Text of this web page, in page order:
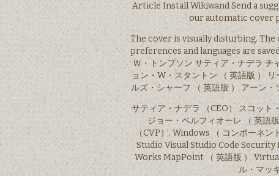
Article Install Wikiwand Send a
our automatic cover
The cover is visually disturbing.
preferences and languages are
Ｗ・トンプソン サティア・ナデラ チ
ョン・W・スタントン （ 英語版 ）
ルズ・シャーフ （ 英語版 ） アーン
サティア・ナデラ （CEO） スコット
ジョー・ベルフィオーレ （ 英語
（CVP）. Windows （ コンポーネ
Studio Visual Studio Code
Works MapPoint （ 英語版 ）
ル・マッ